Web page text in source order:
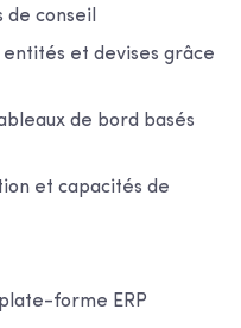
conseil
entités et devises grâce
de bord basés
et capacités de
forme ERP